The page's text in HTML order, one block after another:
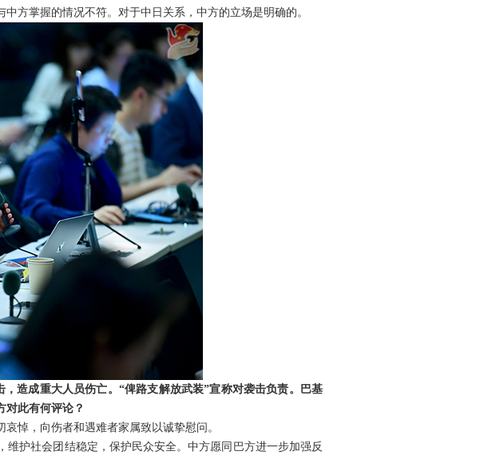
方掌握的情况不符。对于中日关系，中方的立场是明确的。
造成重大人员伤亡。“俾路支解放武装”宣称对袭击负责。巴基
对此有何评论？
悼，向伤者和遇难者家属致以诚挚慰问。
护社会团结稳定，保护民众安全。中方愿同巴方进一步加强反